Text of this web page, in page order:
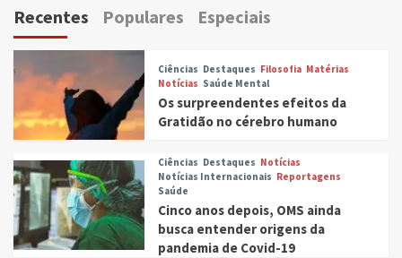
Recentes Populares Especiais
Ciências Destaques Filosofia Matérias
Notícias Saúde Mental
Os surpreendentes efeitos da
Gratidão no cérebro humano
Ciências Destaques Notícias
Notícias Internacionais Reportagens
Saúde
Cinco anos depois, OMS ainda
busca entender origens da
pandemia de Covid-19